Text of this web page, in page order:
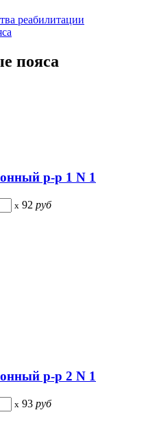
реабилитации
пояса
р-р 1 N 1
x 92 руб
р-р 2 N 1
x 93 руб